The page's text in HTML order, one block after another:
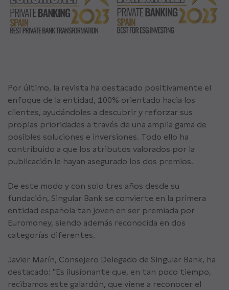
Por último, la revista ha destacado positivamente el
enfoque de la entidad, 100% orientado hacia los
clientes, ayudándoles a descubrir y reforzar sus
propias prioridades a través de una amplia gama de
posibles soluciones e inversiones. Todo ello ha
contribuido a que los atributos valorados por la
publicación le hayan asegurado los dos premios.
De este modo y con solo tres años desde su
fundación, Singular Bank se convierte en la primera
entidad española tan joven en ser premiada por
Euromoney, siendo además reconocida en dos
categorías diferentes.
Javier Marín, Consejero Delegado de Singular Bank, ha
destacado: "Es ilusionante que, en tan poco tiempo,
recibamos este galardón, que viene a reconocer el